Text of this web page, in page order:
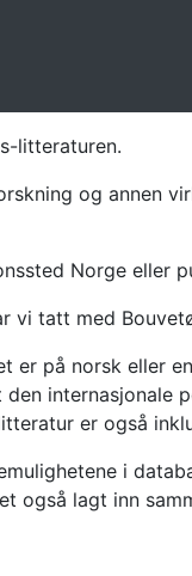
litteraturen.
og annen
Norge eller
vi tatt med
er på norsk eller
er også
i
også lagt inn